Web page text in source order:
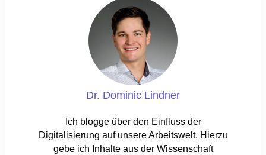
Dr. Dominic Lindner
Ich blogge über den Einfluss der
Digitalisierung auf unsere Arbeitswelt. Hierzu
gebe ich Inhalte aus der Wissenschaft